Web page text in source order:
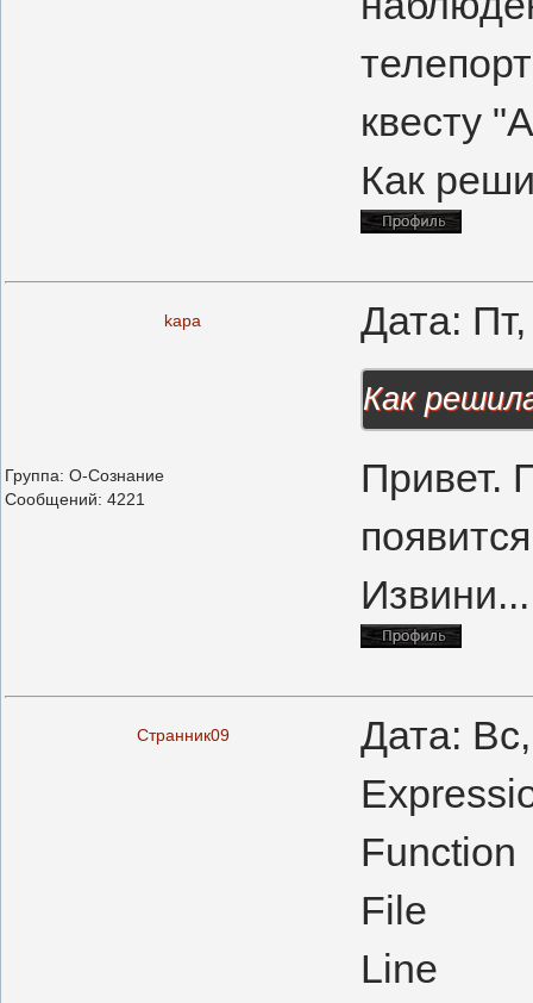
квесту
Как
kapa Дата:
Группа: О-Сознание
Сообщений: 4221
Как
Привет.
Извини...
Странник09 Дата:
File :
Line :